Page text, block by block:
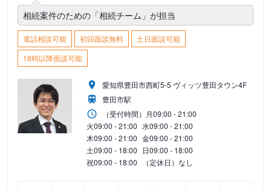
相続案件のための「相続チーム」が担当
電話相談可能 初回面談無料
土日面談可能
18時以降面談可能
愛知県豊田市西町5-5 ヴィッツ豊田タウン4F
豊田市駅
（受付時間） 月09:00 - 21:00
火09:00 - 21:00 水09:00 - 21:00
木09:00 - 21:00 金09:00 - 21:00
土09:00 - 18:00 日09:00 - 18:00
祝09:00 - 18:00 （定休日）なし